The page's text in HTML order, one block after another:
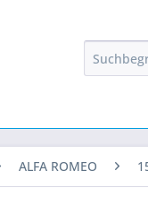
ALFA ROMEO